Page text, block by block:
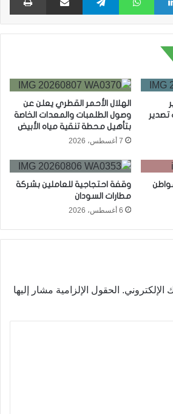
تصدير
الهلال الأحمر القطري يعلن عن
وصول الطلمبات والمعدات الخاصة
بتأهيل محطة تنقية مياه الأبيض
7 أغسطس، 2026
يفوج 8700 مواطن
وقفة احتجاجية للعاملين بشركة
مطارات السودان
6 أغسطس، 2026
الإلكتروني. الحقول الإلزامية مشار إليها